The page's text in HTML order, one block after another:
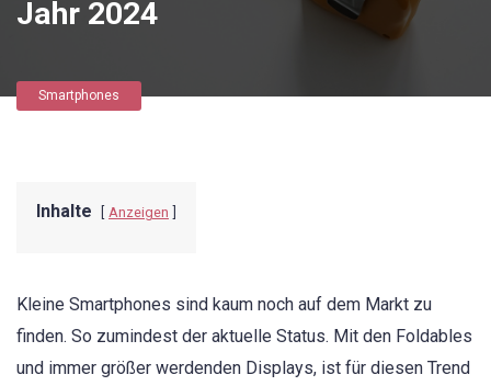
Jahr 2024
Smartphones
Inhalte Anzeigen
Kleine Smartphones sind kaum noch auf dem Markt zu
finden. So zumindest der aktuelle Status. Mit den Foldables
und immer größer werdenden Displays, ist für diesen Trend